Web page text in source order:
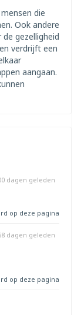
die
Ook andere
gezelligheid
verdrijft een
aangaan.
dagen geleden
op deze pagina
dagen geleden
op deze pagina